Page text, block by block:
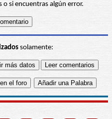
o si encuentras algún error.
solamente: